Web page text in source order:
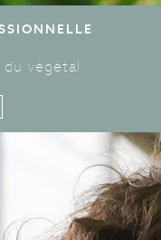
végétal